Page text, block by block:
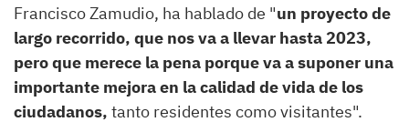
Francisco Zamudio, ha hablado de "un proyecto de
largo recorrido, que nos va a llevar hasta 2023,
pero que merece la pena porque va a suponer una
importante mejora en la calidad de vida de los
ciudadanos, tanto residentes como visitantes".